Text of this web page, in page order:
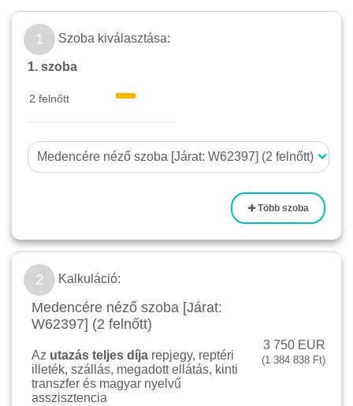
1 Szoba kiválasztása:
1. szoba
Több szoba
2 Kalkuláció:
Medencére néző szoba [Járat:
W62397] (2 felnőtt)
Az utazás teljes díja repjegy, reptéri
illeték, szállás, megadott ellátás, kinti
transzfer és magyar nyelvű
asszisztencia
3 750 EUR
(1 384 838 Ft)